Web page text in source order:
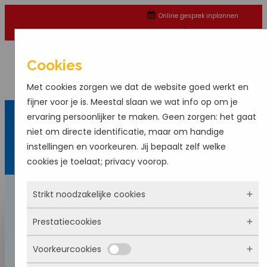
Online gesprek inplannen
Isoleren en decoreren
Bij Huis Hypotheek Spanje begrijpen we dat het
Cookies
Met cookies zorgen we dat de website goed werkt en
fijner voor je is. Meestal slaan we wat info op om je
ervaring persoonlijker te maken. Geen zorgen: het gaat
niet om directe identificatie, maar om handige
instellingen en voorkeuren. Jij bepaalt zelf welke
cookies je toelaat; privacy voorop.
Strikt noodzakelijke cookies
Deze cookies zorgen ervoor dat de website
überhaupt werkt. Ze zijn dus altijd actief en
kunnen niet worden uitgezet. Meestal worden ze
Prestatiecookies
Met deze cookies zien we hoe vaak onze site
Voorkeurcookies